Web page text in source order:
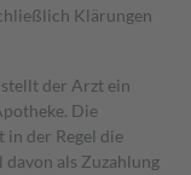
Klärungen
der Arzt ein
Die
der Regel die
als Zuzahlung